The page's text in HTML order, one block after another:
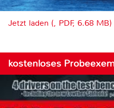
Jetzt laden (, PDF, 6.68 MB)
kostenloses